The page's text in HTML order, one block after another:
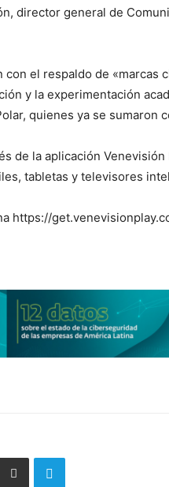
director general de
el respaldo de «marcas
y la experimentación
quienes ya se sumaron
de la aplicación
tabletas y televisores
https://